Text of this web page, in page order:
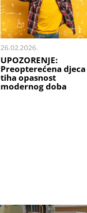
26.02.2026.
UPOZORENJE:
Preopterećena djeca
tiha opasnost
modernog doba